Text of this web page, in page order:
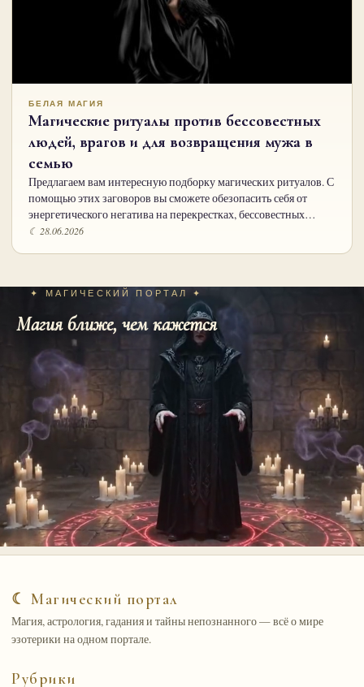
БЕЛАЯ МАГИЯ
Магические ритуалы против бессовестных
людей, врагов и для возвращения мужа в
семью
Предлагаем вам интересную подборку магических ритуалов. С
помощью этих заговоров вы сможете обезопасить себя от
энергетического негатива на перекрестках, бессовестных…
☾ 28.06.2026
✦ МАГИЧЕСКИЙ ПОРТАЛ ✦
Магия ближе, чем кажется
☾ Магический портал
Магия, астрология, гадания и тайны непознанного — всё о мире
эзотерики на одном портале.
Рубрики